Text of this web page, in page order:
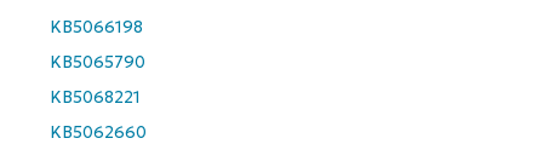
KB5066198
KB5065790
KB5068221
KB5062660